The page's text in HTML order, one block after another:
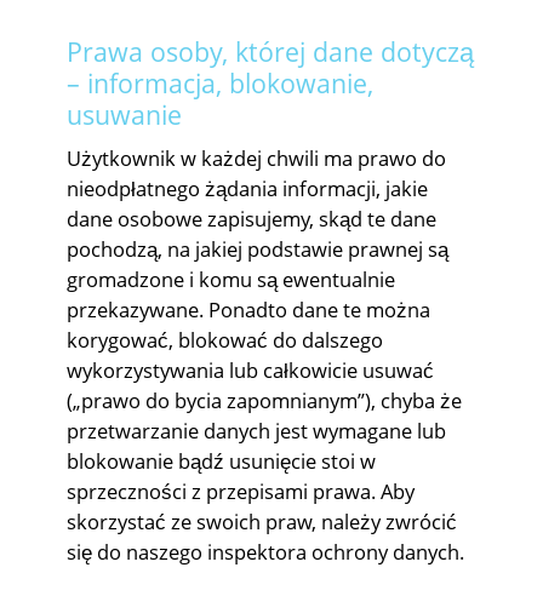
Prawa osoby, której dane dotyczą
– informacja, blokowanie,
usuwanie
Użytkownik w każdej chwili ma prawo do
nieodpłatnego żądania informacji, jakie
dane osobowe zapisujemy, skąd te dane
pochodzą, na jakiej podstawie prawnej są
gromadzone i komu są ewentualnie
przekazywane. Ponadto dane te można
korygować, blokować do dalszego
wykorzystywania lub całkowicie usuwać
(„prawo do bycia zapomnianym”), chyba że
przetwarzanie danych jest wymagane lub
blokowanie bądź usunięcie stoi w
sprzeczności z przepisami prawa. Aby
skorzystać ze swoich praw, należy zwrócić
się do naszego inspektora ochrony danych.